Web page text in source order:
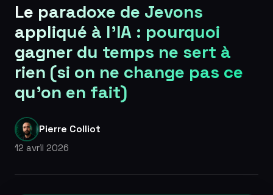
Le paradoxe de Jevons
appliqué à l’IA : pourquoi
gagner du temps ne sert à
rien (si on ne change pas ce
qu’on en fait)
Pierre Colliot
12 avril 2026